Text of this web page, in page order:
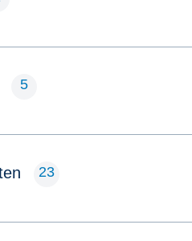
5
23